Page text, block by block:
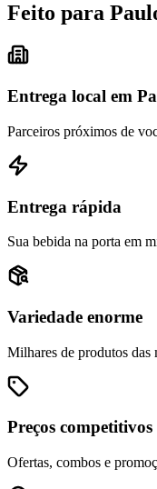
Feito para
Entrega local em
Parceiros próximos de
Entrega rápida
Sua bebida na porta em
Variedade enorme
Milhares de produtos das
Preços competitivos
Ofertas, combos e